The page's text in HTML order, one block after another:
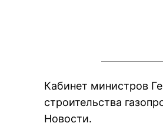
Кабинет министров
строительства
Новости.